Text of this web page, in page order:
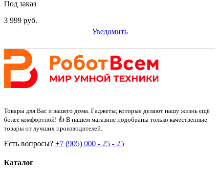
Под заказ
3 999 руб.
Уведомить
Товары для Вас и вашего дома. Гаджеты, которые делают нашу жизнь ещё
более комфортной! 👍 В нашем магазине подобраны только качественные
товары от лучших производителей.
Есть вопросы? +7 (905) 000 - 25 - 25
Каталог